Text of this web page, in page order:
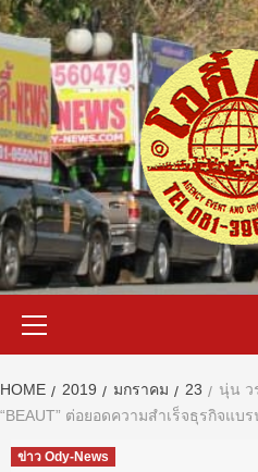
Skip
to
content
HOME 2019 มกราคม 23
นุ่น ว
“BEAUT” ต่อยอดความสําเร็จธุรกิจแบ
ข่าว Ody-News